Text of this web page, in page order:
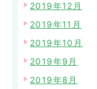
2019年12月
2019年11月
2019年10月
2019年9月
2019年8月